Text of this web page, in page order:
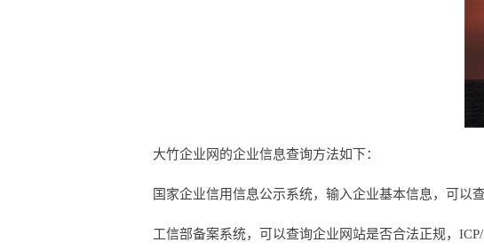
大竹企业网的企业信息查询方法如下：
国家企业信用信息公示系统，输入企业基本信息，可以
工信部备案系统，可以查询企业网站是否合法正规，ICP/